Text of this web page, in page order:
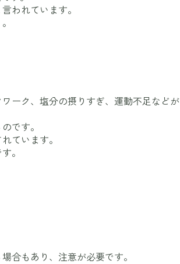
われています。
ーク、塩分の摂りすぎ、運動不足などが
です。
ています。
。
合もあり、注意が必要です。